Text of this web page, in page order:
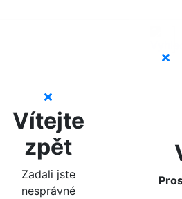
Vítejte
zpět
Zadali jste
nesprávné